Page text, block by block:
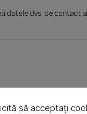
datele dvs. de contact si
să acceptați